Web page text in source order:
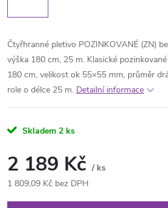
Čtyřhranné pletivo POZINKOVANÉ (ZN)
výška 180 cm, 25 m. Klasické
180 cm, velikost ok 55×55 mm, průměr
role o délce 25 m. Detailní informace
Skladem 2 ks
2 189 Kč / ks
1 809,09 Kč bez DPH